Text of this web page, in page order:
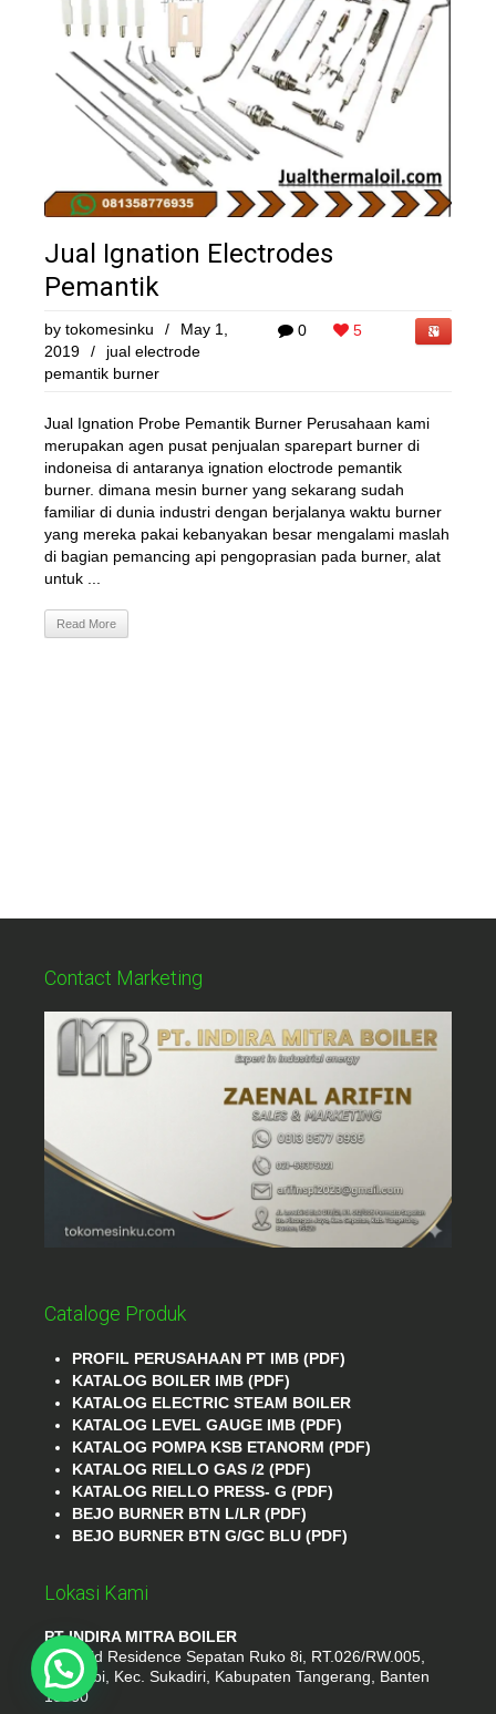
Jual Ignation Electrodes
Pemantik
0 5
by tokomesinku /
May 1,
2019
/
jual electrode
pemantik burner
Jual Ignation Probe Pemantik Burner Perusahaan kami
merupakan agen pusat penjualan sparepart burner di
indoneisa di antaranya ignation eloctrode pemantik
burner. dimana mesin burner yang sekarang sudah
familiar di dunia industri dengan berjalanya waktu burner
yang mereka pakai kebanyakan besar mengalami maslah
di bagian pemancing api pengoprasian pada burner, alat
untuk ...
Read More
Contact Marketing
Cataloge Produk
PROFIL PERUSAHAAN PT IMB (PDF)
KATALOG BOILER IMB (PDF)
KATALOG ELECTRIC STEAM BOILER
KATALOG LEVEL GAUGE IMB (PDF)
KATALOG POMPA KSB ETANORM (PDF)
KATALOG RIELLO GAS /2 (PDF)
KATALOG RIELLO PRESS- G (PDF)
BEJO BURNER BTN L/LR (PDF)
BEJO BURNER BTN G/GC BLU (PDF)
Lokasi Kami
PT INDIRA MITRA BOILER
Emerald Residence Sepatan Ruko 8i, RT.026/RW.005,
Kosambi, Kec. Sukadiri, Kabupaten Tangerang, Banten
15530